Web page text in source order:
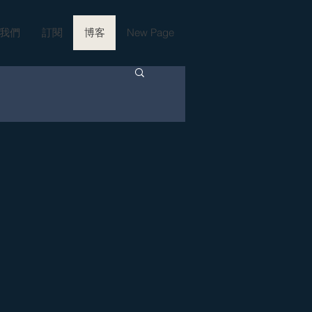
們 訂閱 博客 New Page